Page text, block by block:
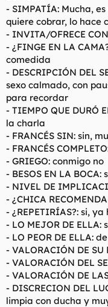
- SIMPATÍA: Mucha,
quiere cobrar, lo hace
- INVITA/OFRECE
- ¿FINGE EN LA
comedida
- DESCRIPCIÓN DEL
sexo calmado, con
para recordar
- TIEMPO QUE DURÓ
la charla
- FRANCÉS SIN: sin,
- FRANCÉS
- GRIEGO: conmigo no
- BESOS EN LA BOCA:
- NIVEL DE
- ¿CHICA
- ¿REPETIRÍAS?: si,
- LO MEJOR DE ELLA:
- LO PEOR DE ELLA:
- VALORACIÓN DE SU
- VALORACIÓN DEL
- VALORACIÓN DE
- DISCRECION DEL
limpia con ducha y